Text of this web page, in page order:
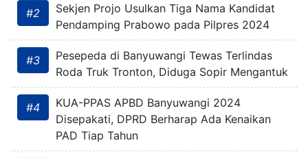
#2
Sekjen Projo Usulkan Tiga Nama Kandidat
Pendamping Prabowo pada Pilpres 2024
#3
Pesepeda di Banyuwangi Tewas Terlindas
Roda Truk Tronton, Diduga Sopir Mengantuk
#4
KUA-PPAS APBD Banyuwangi 2024
Disepakati, DPRD Berharap Ada Kenaikan
PAD Tiap Tahun